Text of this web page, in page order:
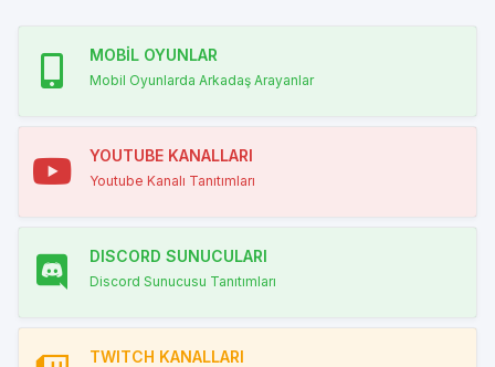
MOBİL OYUNLAR
Mobil Oyunlarda Arkadaş Arayanlar
YOUTUBE KANALLARI
Youtube Kanalı Tanıtımları
DISCORD SUNUCULARI
Discord Sunucusu Tanıtımları
TWITCH KANALLARI